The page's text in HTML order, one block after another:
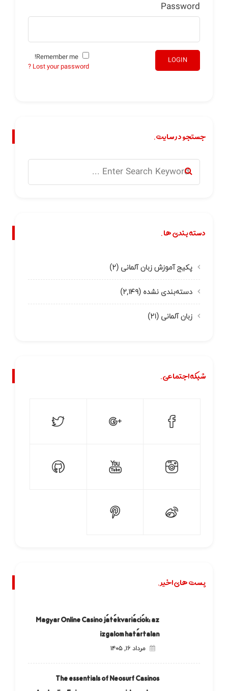
Password
LOGIN
Lost your password ?
جستجو در سایت.
دسته بندی ها.
پکیج آموزش زبان آلمانی (۲)
دسته‌بندی نشده (۲,۱۴۹)
زبان آلمانی (۲۱)
شبکه اجتماعی.
پست های اخیر.
Magyar Online Casino játékvariációk: az
izgalom határtalan
مرداد ۱۶, ۱۴۰۵
The essentials of Neosurf Casinos